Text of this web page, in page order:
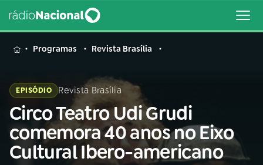
MENU
Buscar
na
Rádio
Nacional
Buscar
Programas Revista Brasília
EPISÓDIO Revista Brasília
Circo Teatro Udi Grudi
comemora 40 anos no Eixo
Cultural Ibero-americano